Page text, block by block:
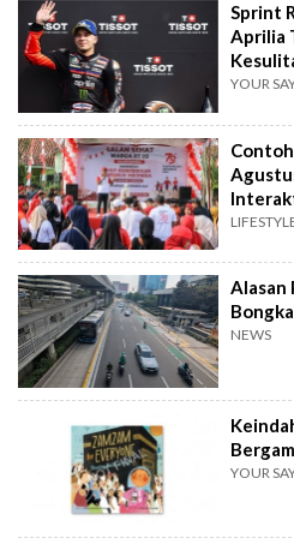
Sprint
Aprilia
YOUR
Tingkat
Alasan
NEWS
YOUR